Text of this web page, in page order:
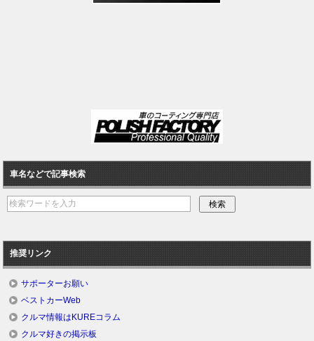
車名などで記事検索
推奨リンク
サポーターお願い
ベストカーWeb
クルマ情報はKUREコラム
クルマ好きの掲示板